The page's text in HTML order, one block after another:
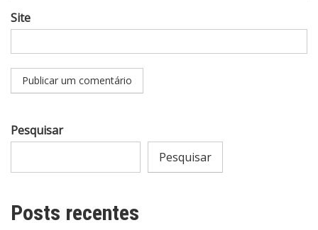
Site
Pesquisar
Pesquisar
Posts recentes